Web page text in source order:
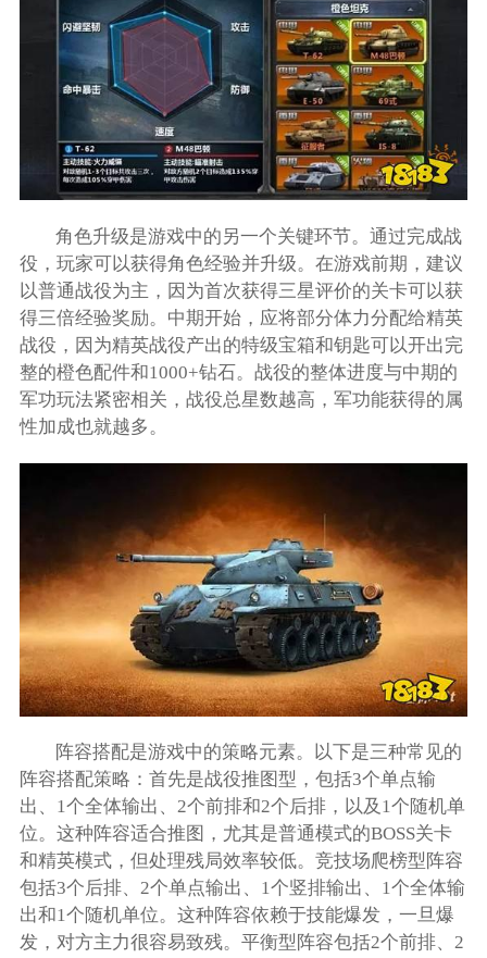
角色升级是游戏中的另一个关键环节。通过完成战
役，玩家可以获得角色经验并升级。在游戏前期，建议
以普通战役为主，因为首次获得三星评价的关卡可以获
得三倍经验奖励。中期开始，应将部分体力分配给精英
战役，因为精英战役产出的特级宝箱和钥匙可以开出完
整的橙色配件和1000+钻石。战役的整体进度与中期的
军功玩法紧密相关，战役总星数越高，军功能获得的属
性加成也就越多。
阵容搭配是游戏中的策略元素。以下是三种常见的
阵容搭配策略：首先是战役推图型，包括3个单点输
出、1个全体输出、2个前排和2个后排，以及1个随机单
位。这种阵容适合推图，尤其是普通模式的BOSS关卡
和精英模式，但处理残局效率较低。竞技场爬榜型阵容
包括3个后排、2个单点输出、1个竖排输出、1个全体输
出和1个随机单位。这种阵容依赖于技能爆发，一旦爆
发，对方主力很容易致残。平衡型阵容包括2个前排、2